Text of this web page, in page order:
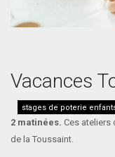
Vacances
stages de poterie
2 matinées. Ces ateliers
de la Toussaint.